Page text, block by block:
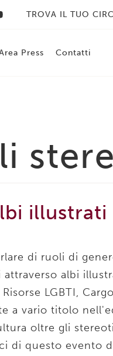
TROVA IL TUO
Press Contatti
di ruoli di
albi
LGBTI,
a vario titolo
oltre gli
di questo evento